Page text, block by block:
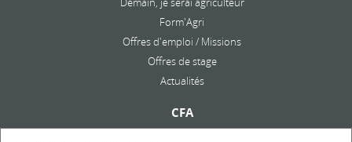
Form'Agri
Offres d'emploi / Missions
Offres de stage
Actualités
CFA